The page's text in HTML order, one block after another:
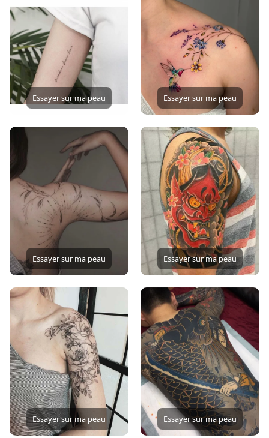
Essayer sur ma peau Essayer sur ma peau
Essayer sur ma peau Essayer sur ma peau
Essayer sur ma peau Essayer sur ma peau